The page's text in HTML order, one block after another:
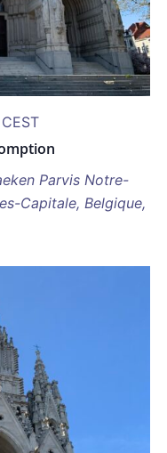
CEST
Parvis Notre-
Capitale, Belgique,